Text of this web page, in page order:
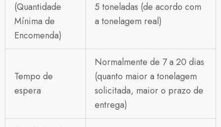
(Quantidade
Mínima de
Encomenda)
5 toneladas (de acordo com
a tonelagem real)
Tempo de
espera
Normalmente de 7 a 20 dias
(quanto maior a tonelagem
solicitada, maior o prazo de
entrega)